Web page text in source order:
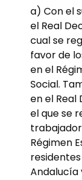
a) Con el
el Real
cual se
favor de
en el
Social.
en el Real
el que se
Régimen
Andalucía